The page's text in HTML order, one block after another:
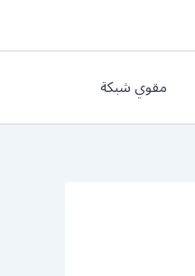
مقوي شبكة